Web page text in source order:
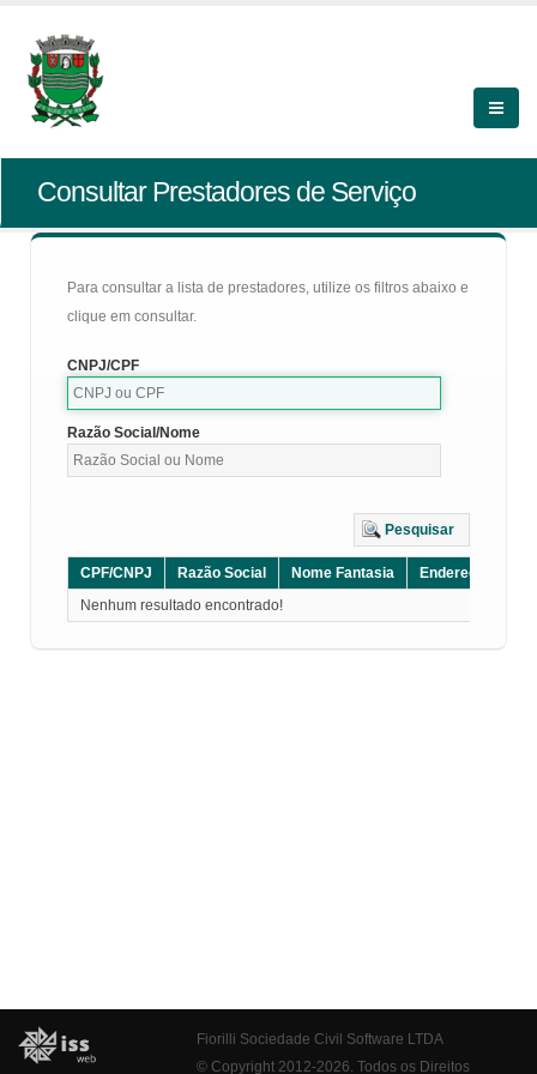
Consultar Prestadores de Serviço
Para consultar a lista de prestadores, utilize os filtros abaixo e
clique em consultar.
CNPJ/CPF
Razão Social/Nome
Pesquisar
CPF/CNPJ Razão Social Nome Fantasia Endereço
Nenhum resultado encontrado!
Fiorilli Sociedade Civil Software LTDA
© Copyright 2012-2026. Todos os Direitos